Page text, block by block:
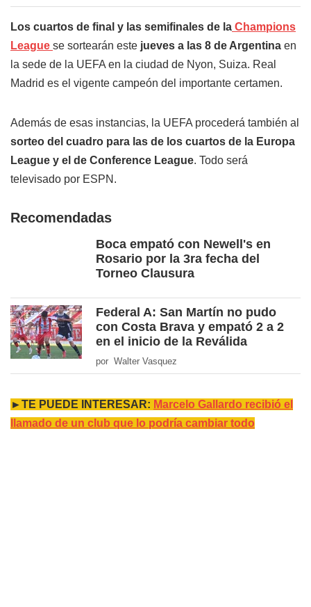
Los cuartos de final y las semifinales de la Champions
League se sortearán este jueves a las 8 de Argentina en
la sede de la UEFA en la ciudad de Nyon, Suiza. Real
Madrid es el vigente campeón del importante certamen.
Además de esas instancias, la UEFA procederá también al
sorteo del cuadro para las de los cuartos de la Europa
League y el de Conference League. Todo será
televisado por ESPN.
Recomendadas
Boca empató con Newell's en
Rosario por la 3ra fecha del
Torneo Clausura
Federal A: San Martín no pudo
con Costa Brava y empató 2 a 2
en el inicio de la Reválida
por Walter Vasquez
►TE PUEDE INTERESAR: Marcelo Gallardo recibió el
llamado de un club que lo podría cambiar todo